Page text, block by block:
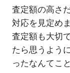
査定額の高さ
対応を見定め
査定額も大切
たら思うよう
ったなんてこ